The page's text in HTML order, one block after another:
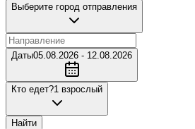
Выберите город отправления
Даты05.08.2026 - 12.08.2026
Кто едет?1 взрослый
Найти